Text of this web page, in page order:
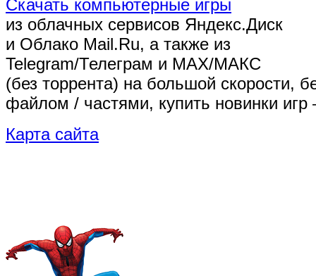
Скачать компьютерные игры
из облачных сервисов Яндекс.Диск
и Облако Mail.Ru, а также из
Telegram/Телеграм и MAX/МАКС
(без торрента) на большой скорости,
файлом / частями, купить новинки
Карта сайта